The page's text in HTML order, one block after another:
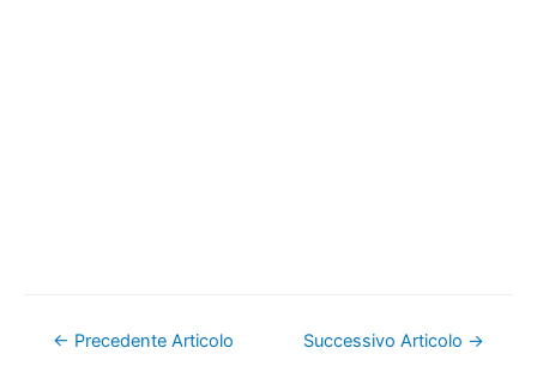
Navigazione
← Precedente Articolo Successivo Articolo →